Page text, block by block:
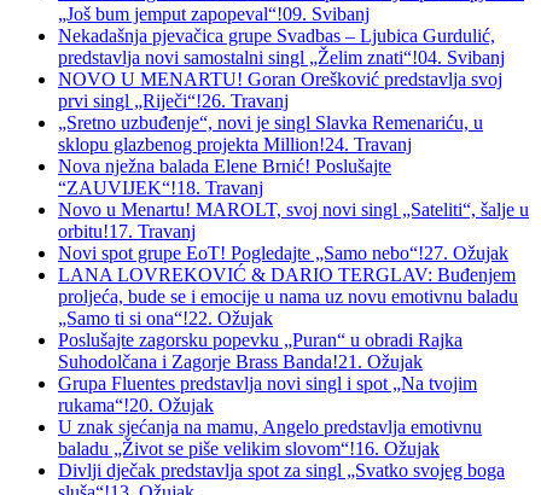
„Još bum jemput zapopeval“!09. Svibanj
Nekadašnja pjevačica grupe Svadbas – Ljubica Gurdulić,
predstavlja novi samostalni singl „Želim znati“!04. Svibanj
NOVO U MENARTU! Goran Orešković predstavlja svoj
prvi singl „Riječi“!26. Travanj
„Sretno uzbuđenje“, novi je singl Slavka Remenariću, u
sklopu glazbenog projekta Million!24. Travanj
Nova nježna balada Elene Brnić! Poslušajte
“ZAUVIJEK“!18. Travanj
Novo u Menartu! MAROLT, svoj novi singl „Sateliti“, šalje u
orbitu!17. Travanj
Novi spot grupe EoT! Pogledajte „Samo nebo“!27. Ožujak
LANA LOVREKOVIĆ & DARIO TERGLAV: Buđenjem
proljeća, bude se i emocije u nama uz novu emotivnu baladu
„Samo ti si ona“!22. Ožujak
Poslušajte zagorsku popevku „Puran“ u obradi Rajka
Suhodolčana i Zagorje Brass Banda!21. Ožujak
Grupa Fluentes predstavlja novi singl i spot „Na tvojim
rukama“!20. Ožujak
U znak sjećanja na mamu, Angelo predstavlja emotivnu
baladu „Život se piše velikim slovom“!16. Ožujak
Divlji dječak predstavlja spot za singl „Svatko svojeg boga